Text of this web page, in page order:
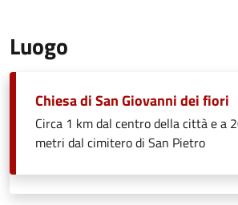
Luogo
Chiesa di San Giovanni dei fiori
Circa 1 km dal centro della città e a
metri dal cimitero di San Pietro